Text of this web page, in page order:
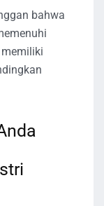
bahwa